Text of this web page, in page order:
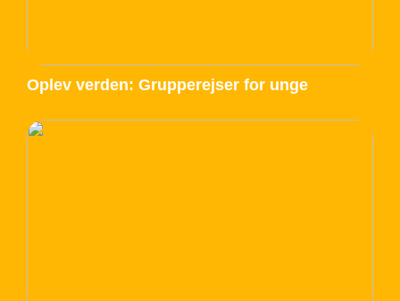
Oplev verden: Grupperejser for unge